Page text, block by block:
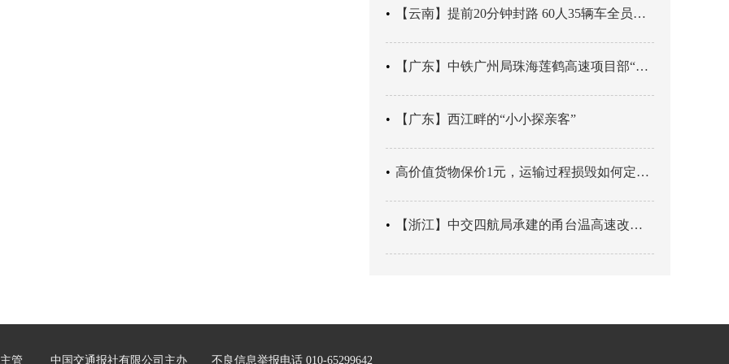
【云南】提前20分钟封路 60人35辆车全员平安
【广东】中铁广州局珠海莲鹤高速项目部“靶向施训”筑牢应急处置防线
【广东】西江畔的“小小探亲客”
高价值货物保价1元，运输过程损毁如何定责？
【浙江】中交四航局承建的甬台温高速改扩建工程台州南段TJ06标段恢复双向通行
管 中国交通报社有限公司主办 不良信息举报电话 010-65299642